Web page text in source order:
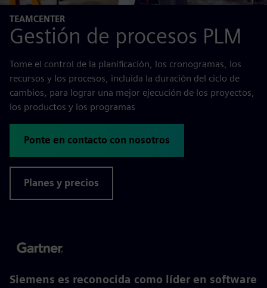
TEAMCENTER
Gestión de procesos PLM
Tome el control de la planificación, los cronogramas, los
recursos y los procesos, incluida la duración del ciclo de
cambios, para lograr una mejor ejecución de los proyectos,
los productos y los programas
Ponte en contacto con nosotros
Planes y precios
Siemens es reconocida como líder en software